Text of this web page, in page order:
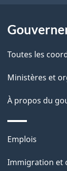
l
p
a
g
e
Toutes les
Ministères et
À propos du
Thèmes
sujets
Emplois
Immigration et